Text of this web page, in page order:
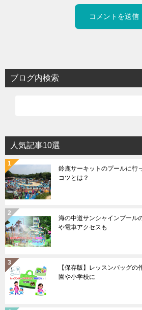
ブログ内検索
人気記事10選
鈴鹿サーキットのプールに行
コツとは？
海の中道サンシャインプール
や電車アクセスも
【保存版】レッスンバッグ
園や小学校に